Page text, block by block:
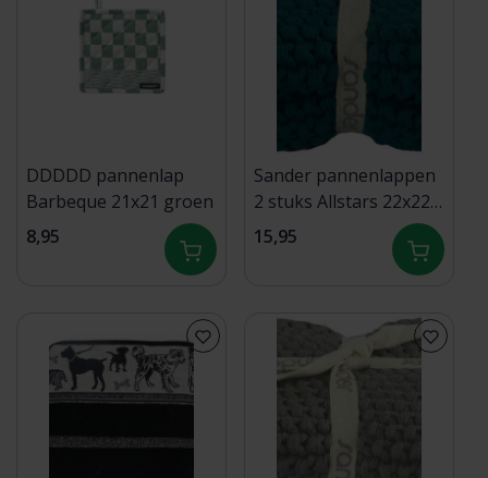
DDDDD pannenlap
Barbeque 21x21 groen
8,95
Sander pannenlappen
2 stuks Allstars 22x22
Fb. 44 - Petrol
15,95